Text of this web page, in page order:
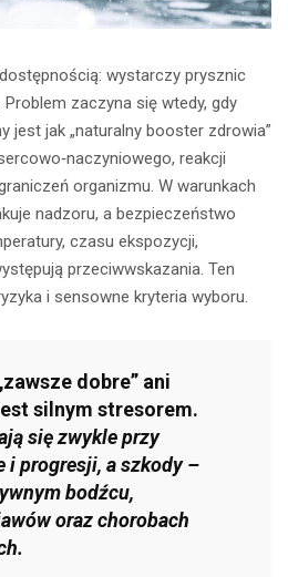
wystarczy prysznic
zaczyna się wtedy, gdy
jest jak „naturalny booster zdrowia”
reakcji
organizmu. W warunkach
nadzoru, a bezpieczeństwo
czasu ekspozycji,
przeciwwskazania. Ten
i sensowne kryteria wyboru.
dobre” ani
silnym stresorem.
się zwykle przy
i progresji, a szkody –
bodźcu,
oraz chorobach